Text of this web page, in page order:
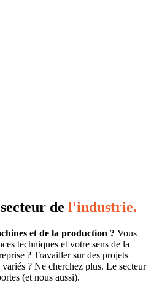
de l'industrie.
et de la production ? Vous
techniques et votre sens de la
? Travailler sur des projets
? Ne cherchez plus. Le secteur
(et nous aussi).